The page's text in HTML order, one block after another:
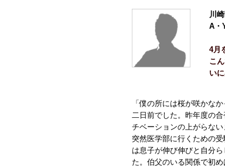
川
A・
4月
こ
い
「僕の所には桜が咲かな
二日前でした。昨年度の
チベーションの上がらな
突然医学部に行くための
は息子が伸び伸びと自分
た。伯父のいる関係で初